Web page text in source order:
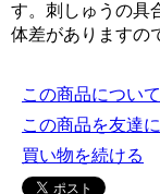
す。刺しゅうの具
体差がありますの
この商品につい
この商品を友達
買い物を続ける